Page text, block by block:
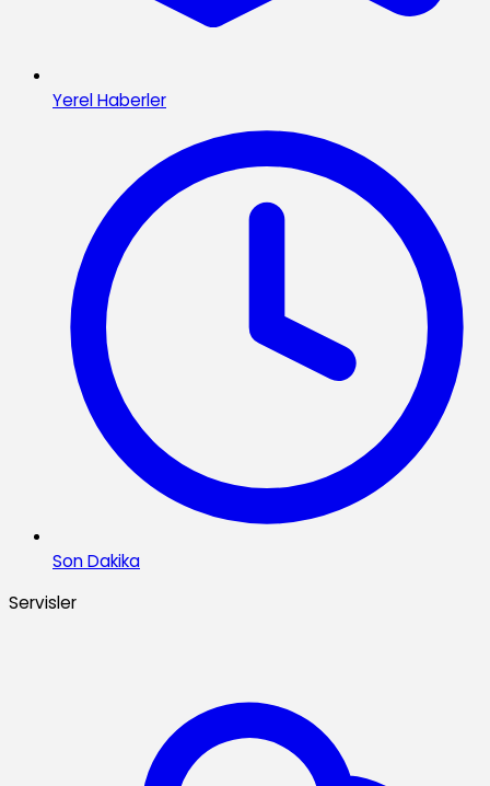
Yerel Haberler
Son Dakika
Servisler